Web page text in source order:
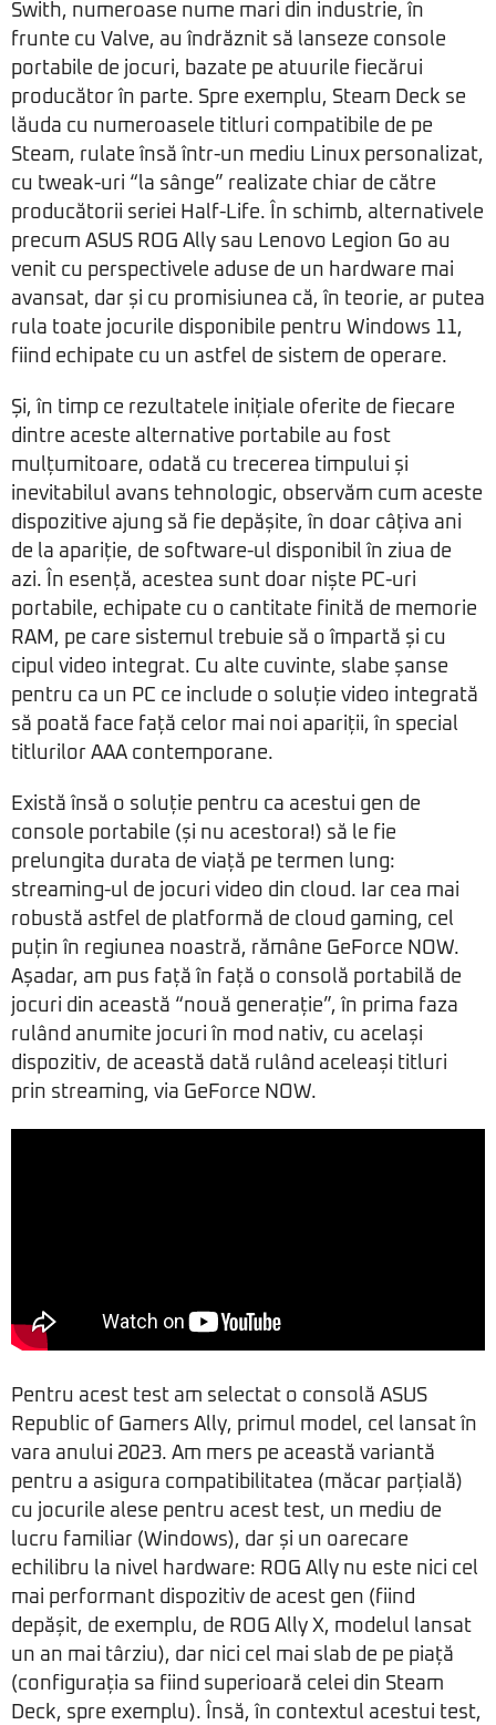
Swith, numeroase nume mari din industrie, în
frunte cu Valve, au îndrăznit să lanseze console
portabile de jocuri, bazate pe atuurile fiecărui
producător în parte. Spre exemplu, Steam Deck se
lăuda cu numeroasele titluri compatibile de pe
Steam, rulate însă într-un mediu Linux personalizat,
cu tweak-uri “la sânge” realizate chiar de către
producătorii seriei Half-Life. În schimb, alternativele
precum ASUS ROG Ally sau Lenovo Legion Go au
venit cu perspectivele aduse de un hardware mai
avansat, dar și cu promisiunea că, în teorie, ar putea
rula toate jocurile disponibile pentru Windows 11,
fiind echipate cu un astfel de sistem de operare.
Și, în timp ce rezultatele inițiale oferite de fiecare
dintre aceste alternative portabile au fost
mulțumitoare, odată cu trecerea timpului și
inevitabilul avans tehnologic, observăm cum aceste
dispozitive ajung să fie depășite, în doar câțiva ani
de la apariție, de software-ul disponibil în ziua de
azi. În esență, acestea sunt doar niște PC-uri
portabile, echipate cu o cantitate finită de memorie
RAM, pe care sistemul trebuie să o împartă și cu
cipul video integrat. Cu alte cuvinte, slabe șanse
pentru ca un PC ce include o soluție video integrată
să poată face față celor mai noi apariții, în special
titlurilor AAA contemporane.
Există însă o soluție pentru ca acestui gen de
console portabile (și nu acestora!) să le fie
prelungita durata de viață pe termen lung:
streaming-ul de jocuri video din cloud. Iar cea mai
robustă astfel de platformă de cloud gaming, cel
puțin în regiunea noastră, rămâne GeForce NOW.
Așadar, am pus față în față o consolă portabilă de
jocuri din această “nouă generație”, în prima faza
rulând anumite jocuri în mod nativ, cu același
dispozitiv, de această dată rulând aceleași titluri
prin streaming, via GeForce NOW.
Pentru acest test am selectat o consolă ASUS
Republic of Gamers Ally, primul model, cel lansat în
vara anului 2023. Am mers pe această variantă
pentru a asigura compatibilitatea (măcar parțială)
cu jocurile alese pentru acest test, un mediu de
lucru familiar (Windows), dar și un oarecare
echilibru la nivel hardware: ROG Ally nu este nici cel
mai performant dispozitiv de acest gen (fiind
depășit, de exemplu, de ROG Ally X, modelul lansat
un an mai târziu), dar nici cel mai slab de pe piață
(configurația sa fiind superioară celei din Steam
Deck, spre exemplu). Însă, în contextul acestui test,